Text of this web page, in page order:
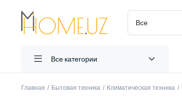
Все категории
Главная Бытовая техника Климатическая техника